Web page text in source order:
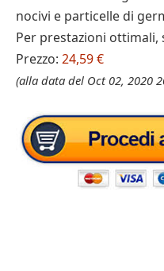
nocivi e particelle di
Per prestazioni
Prezzo: 24,59 €
(alla data del Oct 02, 2020